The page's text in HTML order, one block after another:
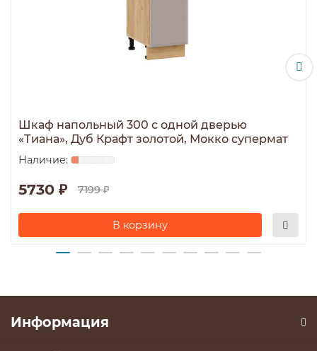
Шкаф напольный 300 с одной дверью
«Тиана», Дуб Крафт золотой, Мокко супермат
5730 ₽ 7199 ₽
В корзину
Информация